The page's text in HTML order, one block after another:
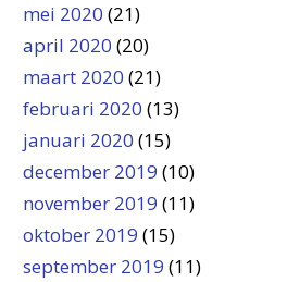
mei 2020 (21)
april 2020 (20)
maart 2020 (21)
februari 2020 (13)
januari 2020 (15)
december 2019 (10)
november 2019 (11)
oktober 2019 (15)
september 2019 (11)